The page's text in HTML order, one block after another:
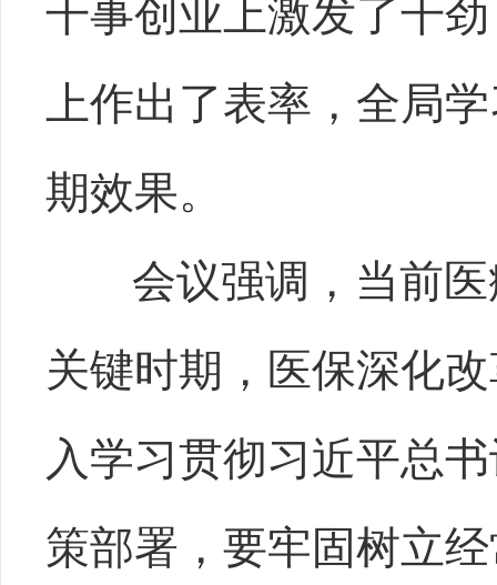
干事创业上激发了干
上作出了表率，全局
期效果。
会议强调，当前
关键时期，医保深化
入学习贯彻习近平总
策部署，要牢固树立